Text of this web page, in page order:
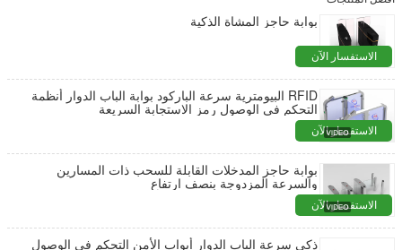
بوابة حاجز المشاة الذكية
الاستفسار الآن
RFID البيومترية سرعة الباركود بوابة الباب الدوار أنظمة
التحكم في الوصول رمز الاستجابة السريعة
الاستفسار الآن
بوابة حاجز المدخلات القابلة للسحب ذات المسارين
والسرعة المزدوجة بنصف ارتفاع
الاستفسار الآن
ذكي سرعة الباب الدوار أبواب الأمن التحكم في الوصول